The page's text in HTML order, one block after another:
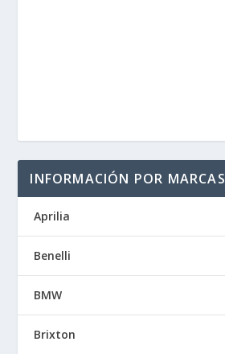
INFORMACIÓN POR MARCAS
Aprilia
Benelli
BMW
Brixton